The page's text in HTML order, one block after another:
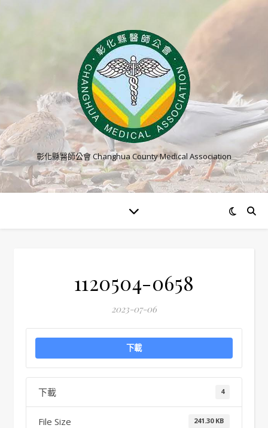
彰化縣醫師公會 Changhua County Medical Association
1120504-0658
2023-07-06
下載
下載 4
File Size 241.30 KB